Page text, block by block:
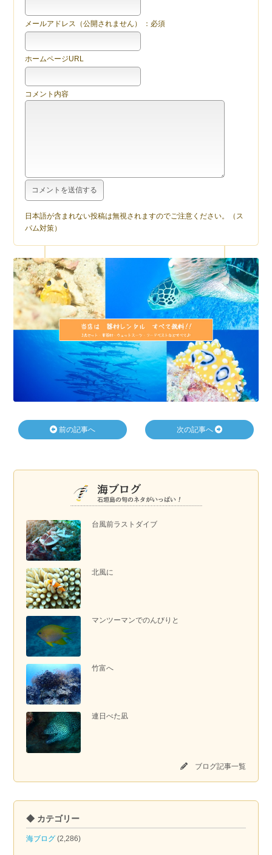
台風前ラストダイブ
北風に
マンツーマンでのんびりと
竹富へ
連日べた凪
ブログ記事一覧
◆ カテゴリー
海ブログ (2,286)
メールアドレス（公開されません） ：必須
ホームページURL
コメント内容
日本語が含まれない投稿は無視されますのでご注意ください。（ス
パム対策）
前の記事へ 次の記事へ